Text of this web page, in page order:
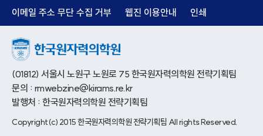
이메일 주소 무단 수집 거부
웹진 이용안내 인쇄
(01812) 서울시 노원구 노원로 75 한국원자력의학원 전략기획팀
문의 : rmwebzine@kirams.re.kr
발행처 : 한국원자력의학원 전략기획팀
Copyright(c) 2015 한국원자력의학원 전략기획팀 All rights Reserved.